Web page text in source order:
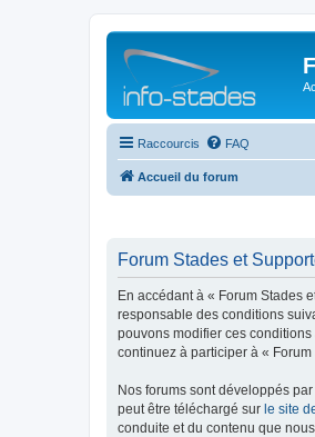
Raccourcis FAQ
Accueil du forum
Forum Stades et
En accédant à « Forum Stades
responsable des conditions
pouvons modifier ces
continuez à participer à «
Nos forums sont développés
peut être téléchargé sur le site
conduite et du contenu que